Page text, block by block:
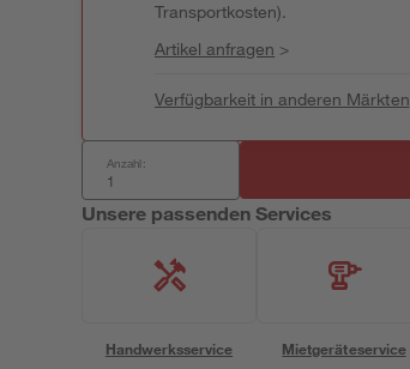
Transportkosten).
Artikel anfragen >
Verfügbarkeit in anderen Märkten
Anzahl:
Unsere passenden Services
Handwerksservice Mietgeräteservice